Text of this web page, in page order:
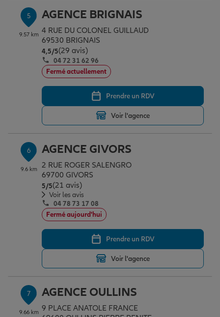
5
9.57 km
AGENCE BRIGNAIS
4 RUE DU COLONEL GUILLAUD
69530 BRIGNAIS
4,5/5Note de 4.5 sur 5
(29 avis)
04 72 31 62 96
Fermé actuellement
Prendre un RDV
Voir l'agence
6
9.6 km
AGENCE GIVORS
2 RUE ROGER SALENGRO
69700 GIVORS
5/5Note de 5 sur 5
(21 avis)
Voir les avis
04 78 73 17 08
Fermé aujourd'hui
Prendre un RDV
Voir l'agence
7
9.66 km
AGENCE OULLINS
9 PLACE ANATOLE FRANCE